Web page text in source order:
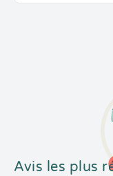
Avis les plus